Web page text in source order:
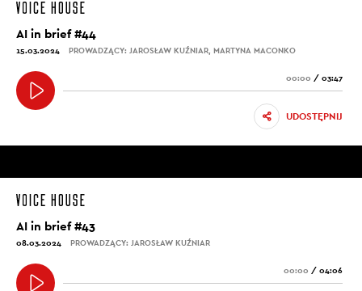
AI in brief #44
15.03.2024 PROWADZĄCY: JAROSŁAW KUŹNIAR, MARTYNA MACONKO
00:00 / 03:47
UDOSTĘPNIJ
AI in brief #43
08.03.2024 PROWADZĄCY: JAROSŁAW KUŹNIAR
00:00 / 04:06